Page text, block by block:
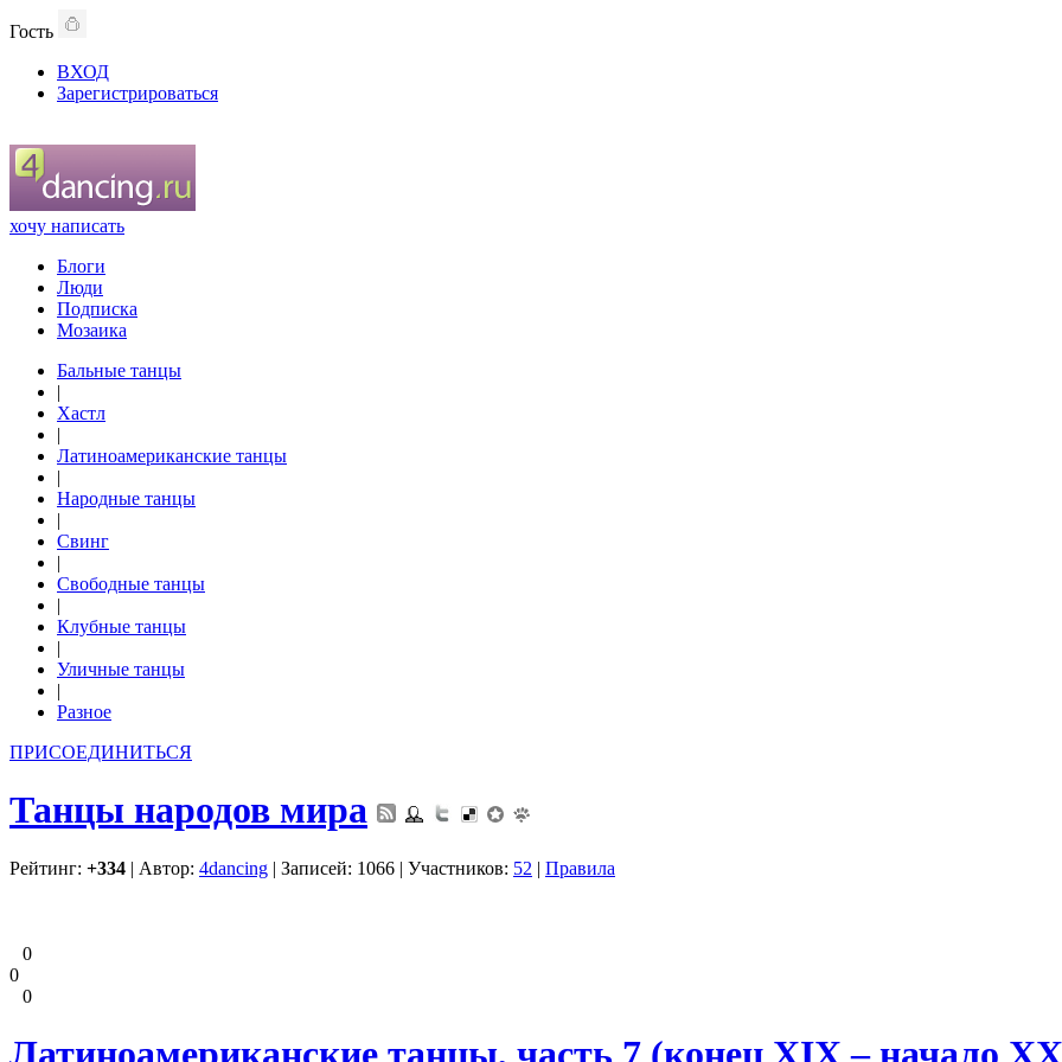
Гость
ВХОД
Зарегистрироваться
хочу написать
Блоги
Люди
Подписка
Мозаика
Бальные танцы
|
Хастл
|
Латиноамериканские танцы
|
Народные танцы
|
Свинг
|
Свободные танцы
|
Клубные танцы
|
Уличные танцы
|
Разное
ПРИСОЕДИНИТЬСЯ
Танцы народов мира
Рейтинг: +334 | Автор: 4dancing | Записей: 1066 | Участников: 52 | Правила
0
0
0